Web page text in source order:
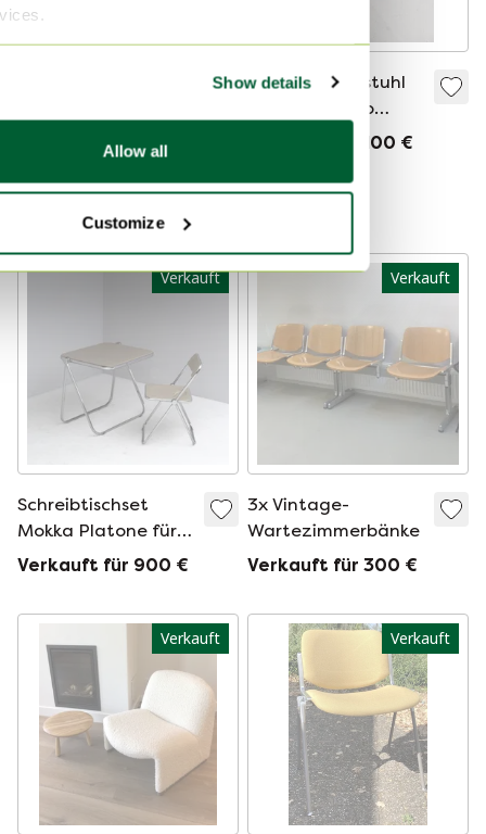
Show details
Allow all
Customize
Kuratiert
1 X Plia Klappstuhl
Gelb Giancarlo
Verkauft für 100 €
Verkauft
Schreibtischset
Mokka Platone für
Castelli von
1960
Verkauft für 900 €
Verkauft
3x Vintage-
Wartezimmerbänke
Verkauft für 300 €
Verkauft Verkauft